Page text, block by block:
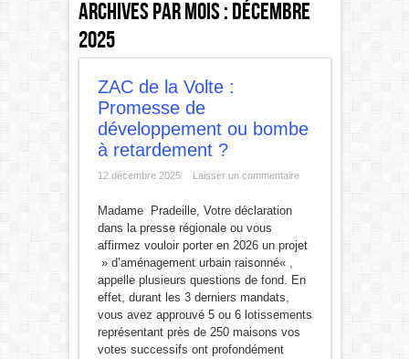
Archives par mois :décembre
2025
ZAC de la Volte :
Promesse de
développement ou bombe
à retardement ?
12 décembre 2025 Laisser un commentaire
Madame Pradeille, Votre déclaration
dans la presse régionale ou vous
affirmez vouloir porter en 2026 un projet
» d’aménagement urbain raisonné« ,
appelle plusieurs questions de fond. En
effet, durant les 3 derniers mandats,
vous avez approuvé 5 ou 6 lotissements
représentant près de 250 maisons vos
votes successifs ont profondément